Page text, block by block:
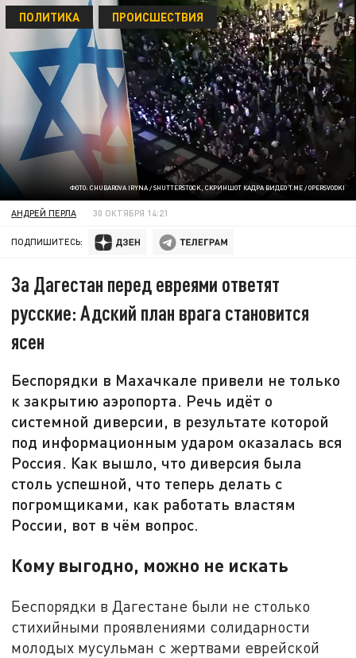
ФОТО: CHUBAROVA IRYNA / SHUTTERSTOCK, СКРИНШОТ КАДРА ВИДЕО T.ME / OPERSVODKI
ПОЛИТИКА ПРОИСШЕСТВИЯ
АНДРЕЙ ПЕРЛА 30 ОКТЯБРЯ 14:21
ПОДПИШИТЕСЬ:
За Дагестан перед евреями ответят
русские: Адский план врага становится
ясен
Беспорядки в Махачкале привели не только
к закрытию аэропорта. Речь идёт о
системной диверсии, в результате которой
под информационным ударом оказалась вся
Россия. Как вышло, что диверсия была
столь успешной, что теперь делать с
погромщиками, как работать властям
России, вот в чём вопрос.
Кому выгодно, можно не искать
Беспорядки в Дагестане были не столько
стихийными проявлениями солидарности
молодых мусульман с жертвами еврейской